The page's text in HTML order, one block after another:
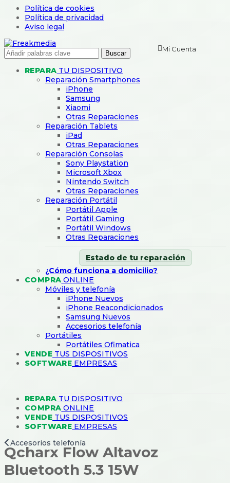
Política de cookies
Política de privacidad
Aviso legal
Buscar
Mi Cuenta
REPARA TU DISPOSITIVO
Reparación Smartphones
iPhone
Samsung
Xiaomi
Otras Reparaciones
Reparación Tablets
iPad
Otras Reparaciones
Reparación Consolas
Sony Playstation
Microsoft Xbox
Nintendo Switch
Otras Reparaciones
Reparación Portátil
Portátil Apple
Portátil Gaming
Portátil Windows
Otras Reparaciones
Estado de tu reparación
¿Cómo funciona a domicilio?
COMPRA ONLINE
Móviles y telefonía
iPhone Nuevos
iPhone Reacondicionados
Samsung Nuevos
Accesorios telefonía
Portátiles
Portátiles Ofimatica
VENDE TUS DISPOSITIVOS
SOFTWARE EMPRESAS
REPARA TU DISPOSITIVO
COMPRA ONLINE
VENDE TUS DISPOSITIVOS
SOFTWARE EMPRESAS
Accesorios telefonía
Qcharx Flow Altavoz
Bluetooth 5.3 15W